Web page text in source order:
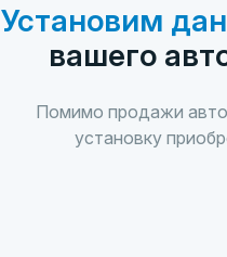
Установим
вашего
Помимо продажи
установку